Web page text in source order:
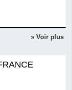
» Voir plus